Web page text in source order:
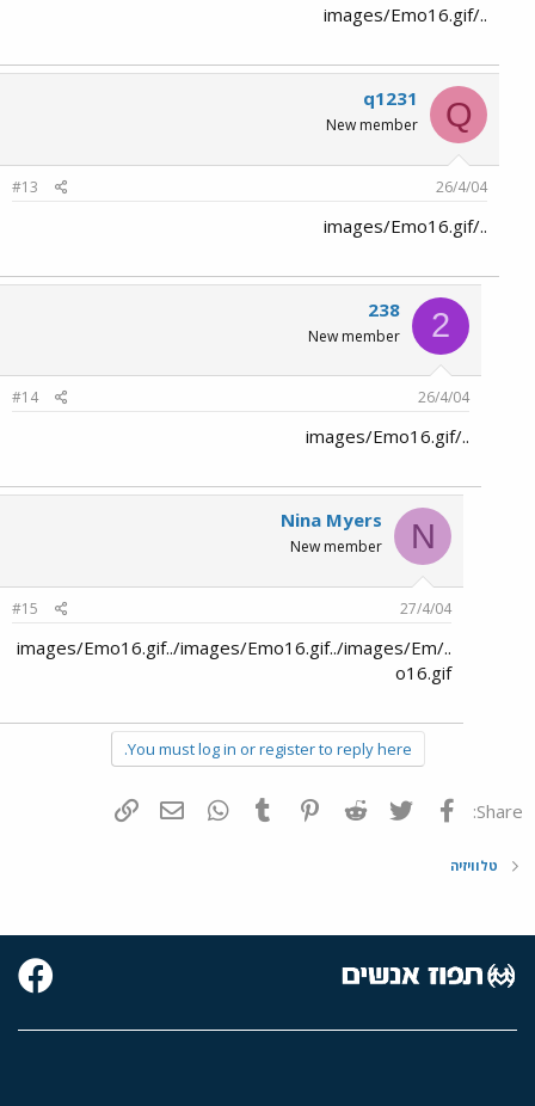
../images/Emo16.gif
Q
q1231
New member
26/4/04
#13
../images/Emo16.gif
2
238
New member
26/4/04
#14
../images/Emo16.gif
N
Nina Myers
New member
27/4/04
#15
../images/Emo16.gif../images/Emo16.gif../images/Em
o16.gif
You must log in or register to reply here.
Share: פייסבוק Twitter
Reddit
Pinterest
Tumblr
WhatsAppדואר אלקטרוני
טלוויזיה